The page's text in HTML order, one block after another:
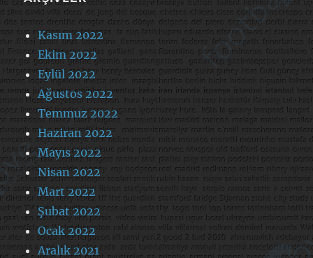
Kasım 2022
Ekim 2022
Eylül 2022
Ağustos 2022
Temmuz 2022
Haziran 2022
Mayıs 2022
Nisan 2022
Mart 2022
Şubat 2022
Ocak 2022
Aralık 2021